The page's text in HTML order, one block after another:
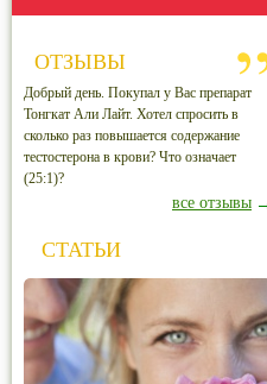
ОТЗЫВЫ
Добрый день. Покупал у Вас препарат
Тонгкат Али Лайт. Хотел спросить в
сколько раз повышается содержание
тестостерона в крови? Что означает
(25:1)?
все отзывы
СТАТЬИ